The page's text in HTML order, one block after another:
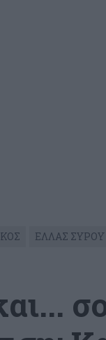
ΕΛΛΑΣ ΣΥΡΟΥ